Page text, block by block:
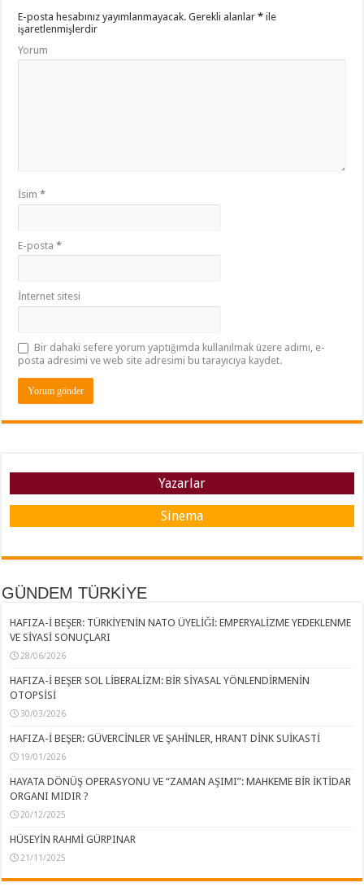
E-posta hesabınız yayımlanmayacak. Gerekli alanlar* ile
işaretlenmişlerdir
Yorum
İsim*
E-posta*
İnternet sitesi
Bir dahaki sefere yorum yaptığımda kullanılmak üzere adımı, e-
posta adresimi ve web site adresimi bu tarayıcıya kaydet.
Yazarlar
Sinema
GÜNDEM TÜRKİYE
HAFIZA-İ BEŞER: TÜRKİYE’NİN NATO ÜYELİĞİ: EMPERYALİZME YEDEKLENME
VE SİYASİ SONUÇLARI
28/06/2026
HAFIZA-İ BEŞER SOL LİBERALİZM: BİR SİYASAL YÖNLENDİRMENİN
OTOPSİSİ
30/03/2026
HAFIZA-İ BEŞER: GÜVERCİNLER VE ŞAHİNLER, HRANT DİNK SUİKASTİ
19/01/2026
HAYATA DÖNÜŞ OPERASYONU VE “ZAMAN AŞIMI”: MAHKEME BİR İKTİDAR
ORGANI MIDIR ?
20/12/2025
HÜSEYİN RAHMİ GÜRPINAR
21/11/2025